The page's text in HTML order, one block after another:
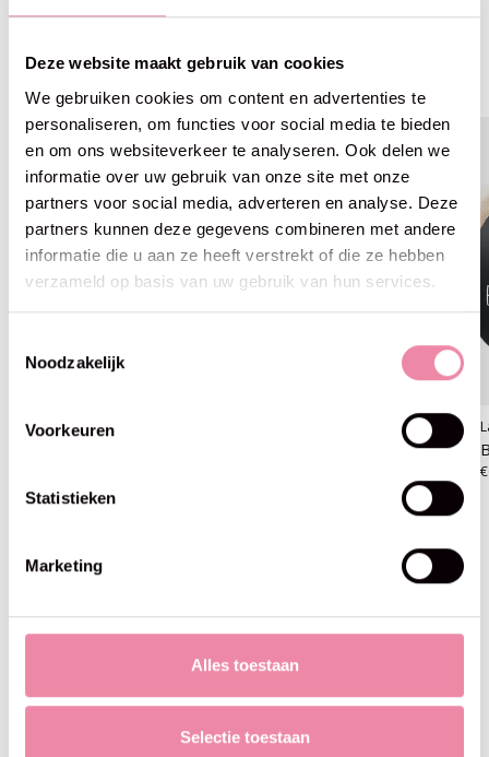
Deze website maakt gebruik van cookies
We gebruiken cookies om content en advertenties te
personaliseren, om functies voor social media te bieden
en om ons websiteverkeer te analyseren. Ook delen we
informatie over uw gebruik van onze site met onze
partners voor social media, adverteren en analyse. Deze
partners kunnen deze gegevens combineren met andere
informatie die u aan ze heeft verstrekt of die ze hebben
verzameld op basis van uw gebruik van hun services.
Noodzakelijk
Voorkeuren
Statistieken
Marketing
Alles toestaan
Selectie toestaan
Gerelateerde producten
Carousel items
Lana Grossa
Blijf op de hoogte
Maak je geen zorgen, we sturen geen spam